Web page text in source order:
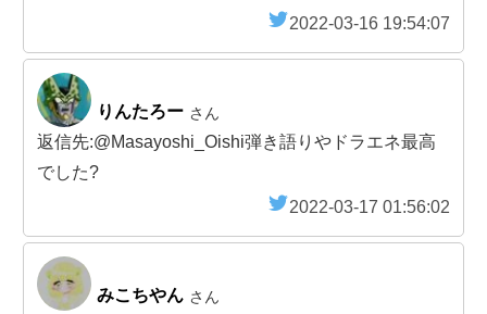
2022-03-16 19:54:07
りんたろー さん
返信先:@Masayoshi_Oishi弾き語りやドラエネ最高
でした?
2022-03-17 01:56:02
みこちやん さん